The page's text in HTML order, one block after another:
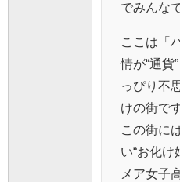
でみんな
ここは「
情が“通貨
っぴり不
けの街で
この街に
い“お化け
メア女子